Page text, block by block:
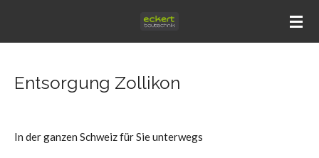
Entsorgung Zollikon
In der ganzen Schweiz für Sie unterwegs